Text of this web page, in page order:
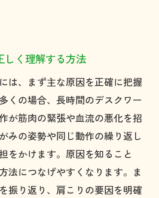
しく理解する方法
は、まず主な原因を正確に把握
くの場合、長時間のデスクワー
が筋肉の緊張や血流の悪化を招
みの姿勢や同じ動作の繰り返し
をかけます。原因を知ること
法につなげやすくなります。ま
振り返り、肩こりの要因を明確